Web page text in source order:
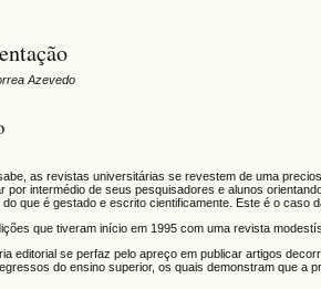
Azevedo
as revistas universitárias se revestem de uma
por intermédio de seus pesquisadores e alunos
do que é gestado e escrito cientificamente. Este é o caso
que tiveram início em 1995 com uma revista
editorial se perfaz pelo apreço em publicar artigos
do ensino superior, os quais demonstram que a